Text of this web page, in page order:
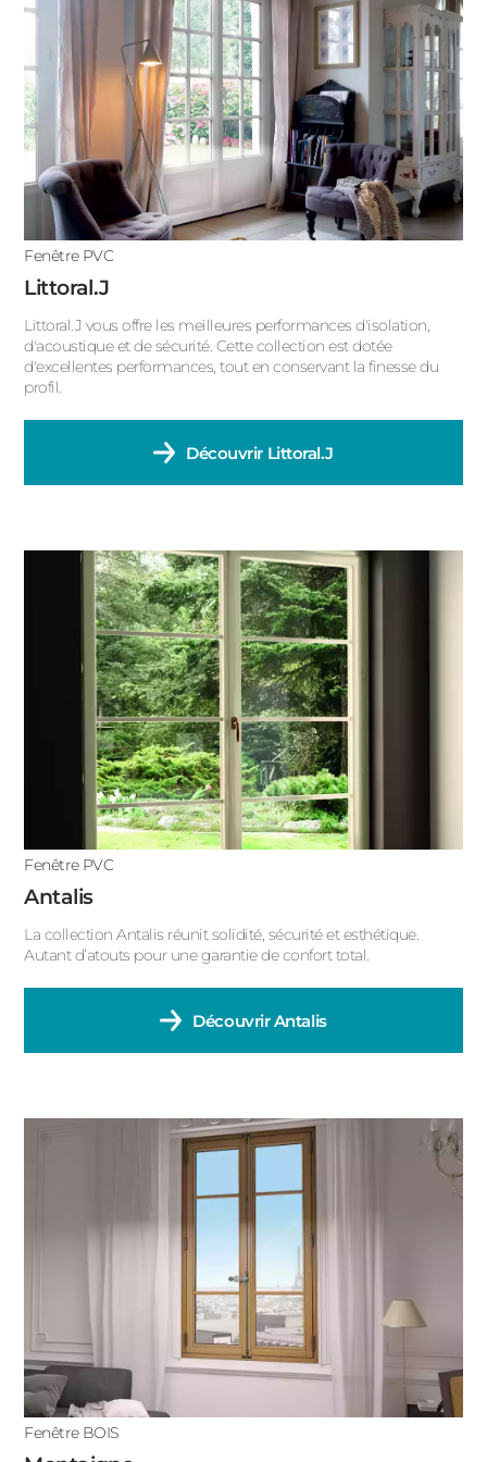
Fenêtre PVC
Littoral.J
Littoral.J vous offre les meilleures performances d'isolation,
d'acoustique et de sécurité. Cette collection est dotée
d'excellentes performances, tout en conservant la finesse du
profil.
Découvrir Littoral.J
Fenêtre PVC
Antalis
La collection Antalis réunit solidité, sécurité et esthétique.
Autant d’atouts pour une garantie de confort total.
DécouvrirAntalis
Fenêtre BOIS